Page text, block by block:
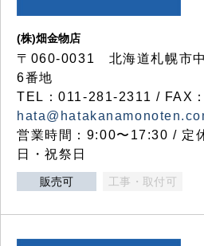
(株)畑金物店
〒060-0031 北海道札幌市中
6番地
TEL：011-281-2311 / FAX
営業時間：9:00〜17:30 / 定
日・祝祭日
販売可 工事・取付可